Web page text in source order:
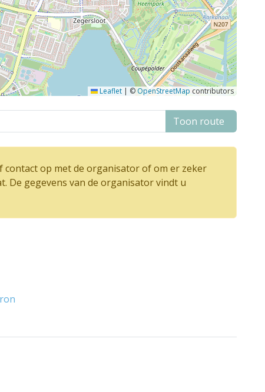
Leaflet | © OpenStreetMap contributors
Toon route
contact op met de organisator of om er zeker
De gegevens van de organisator vindt u